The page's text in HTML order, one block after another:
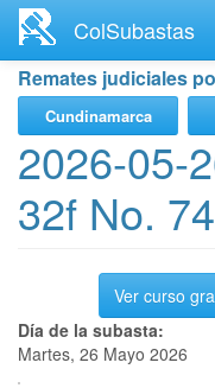
contenido
principal
ColSubastas
Remates judiciales
Cundinamarca
2026-05-
32f No.
Ver curso
Día de la subasta:
Martes, 26 Mayo 2026